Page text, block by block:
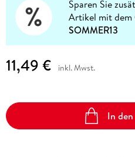
Sparen Sie
Artikel mit dem
SOMMER13
11,49 € inkl. Mwst.
In